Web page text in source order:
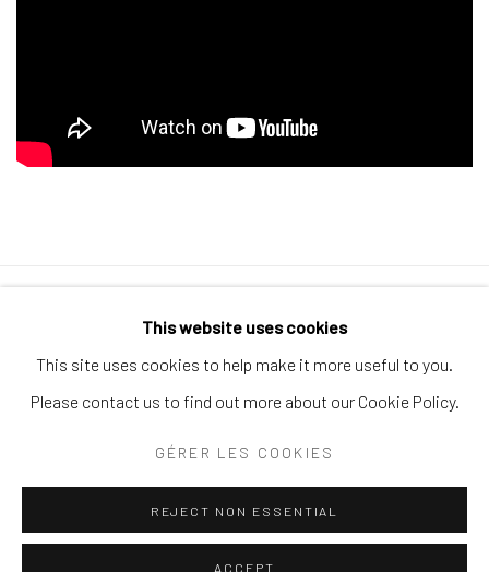
Politique de confidentialité Politique d'accessibilité
This website uses cookies
This site uses cookies to help make it more useful to you.
Please contact us to find out more about our Cookie Policy.
GÉRER LES COOKIES
REJECT NON ESSENTIAL
ACCEPT